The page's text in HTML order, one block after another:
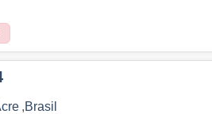
,Brasil